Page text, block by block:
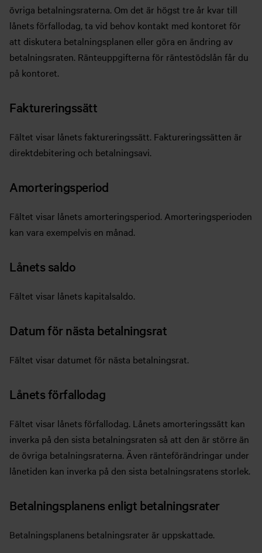
övriga betalningsraterna. Om det är högst tre år kvar till
lånets förfallodag, ta vid behov kontakt med kontoret för
att diskutera betalningsplanen eller göra en ändring av
betalningsraten. Ränteuppgifterna för räntestödslån får du
på kontoret.
Faktureringssätt
Fältet visar lånets faktureringssätt. Faktureringssätten är
direktdebitering och betalningsavi.
Amorteringsperiod
Fältet visar lånets amorteringsperiod. Amorteringsperioden
kan vara exempelvis en månad.
Lånets saldo
Fältet visar lånets kapitalsaldo.
Datum för nästa betalningsrat
Fältet visar datumet för nästa betalningsrat.
Lånets förfallodag
Fältet visar lånets förfallodag. Lånets amorteringssätt kan
inverka på den sista betalningsraten så att den är större än
de övriga betalningsraterna. Även ränteförändringar under
lånetiden kan inverka på den sista betalningsratens storlek.
Betalningsplanens enligt betalningsrater
Betalningsplanens betalningsrater är uppskattade.